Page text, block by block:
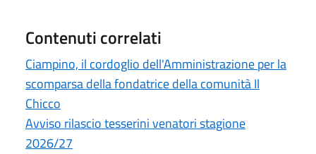
Contenuti correlati
Ciampino, il cordoglio dell'Amministrazione per la
scomparsa della fondatrice della comunità Il
Chicco
Avviso rilascio tesserini venatori stagione
2026/27